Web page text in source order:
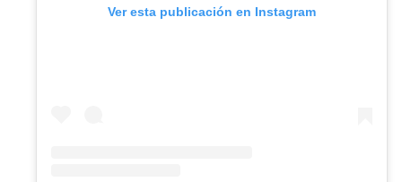
Ver esta publicación en Instagram